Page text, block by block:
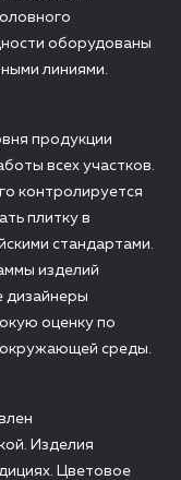
оборудованы
линиями.
продукции
всех участков.
контролируется
плитку в
стандартами.
изделий
дизайнеры
оценку по
окружающей среды.
Изделия
Цветовое